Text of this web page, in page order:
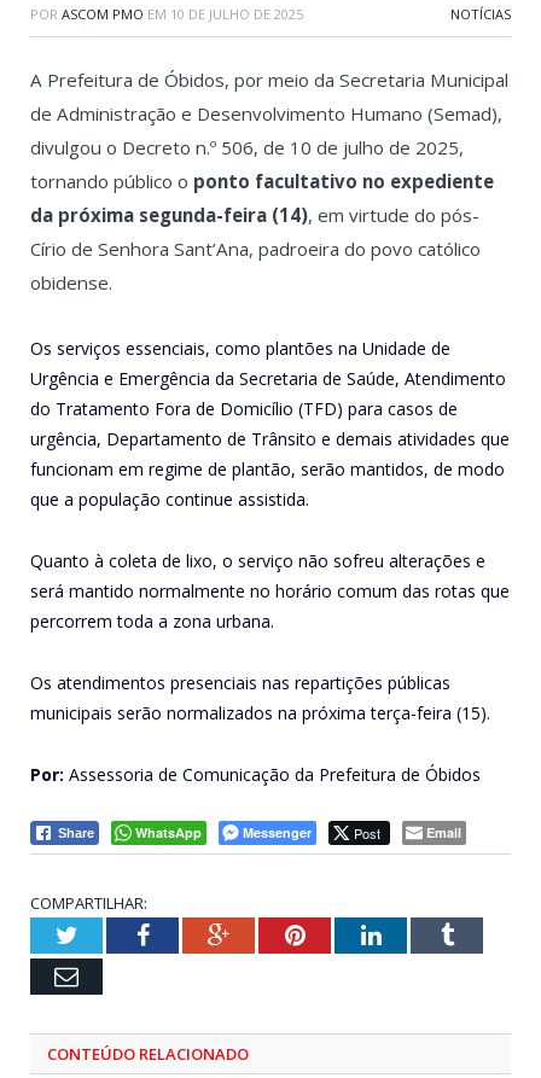
POR ASCOM PMO EM 10 DE JULHO DE 2025 NOTÍCIAS
A Prefeitura de Óbidos, por meio da Secretaria Municipal
de Administração e Desenvolvimento Humano (Semad),
divulgou o Decreto n.º 506, de 10 de julho de 2025,
tornando público o ponto facultativo no expediente
da próxima segunda-feira (14), em virtude do pós-
Círio de Senhora Sant’Ana, padroeira do povo católico
obidense.
Os serviços essenciais, como plantões na Unidade de
Urgência e Emergência da Secretaria de Saúde, Atendimento
do Tratamento Fora de Domicílio (TFD) para casos de
urgência, Departamento de Trânsito e demais atividades que
funcionam em regime de plantão, serão mantidos, de modo
que a população continue assistida.
Quanto à coleta de lixo, o serviço não sofreu alterações e
será mantido normalmente no horário comum das rotas que
percorrem toda a zona urbana.
Os atendimentos presenciais nas repartições públicas
municipais serão normalizados na próxima terça-feira (15).
Por: Assessoria de Comunicação da Prefeitura de Óbidos
Share WhatsApp Messenger Post Email
COMPARTILHAR:
TwitterFacebookGoogle+PinterestLinkedInTumblr
Email
CONTEÚDO RELACIONADO